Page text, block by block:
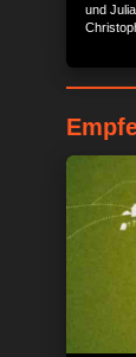
und